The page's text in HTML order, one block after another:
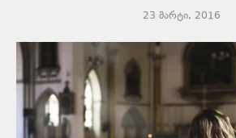
23 მარტი, 2016